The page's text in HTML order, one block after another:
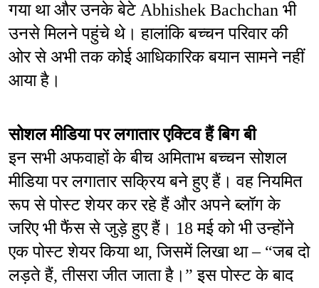
गया था और उनके बेटे Abhishek Bachchan भी
उनसे मिलने पहुंचे थे। हालांकि बच्चन परिवार की
ओर से अभी तक कोई आधिकारिक बयान सामने नहीं
आया है।
सोशल मीडिया पर लगातार एक्टिव हैं बिग बी
इन सभी अफवाहों के बीच अमिताभ बच्चन सोशल
मीडिया पर लगातार सक्रिय बने हुए हैं। वह नियमित
रूप से पोस्ट शेयर कर रहे हैं और अपने ब्लॉग के
जरिए भी फैंस से जुड़े हुए हैं। 18 मई को भी उन्होंने
एक पोस्ट शेयर किया था, जिसमें लिखा था – “जब दो
लड़ते हैं, तीसरा जीत जाता है।” इस पोस्ट के बाद